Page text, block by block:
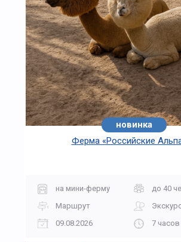
новинка
Ферма «Российские
на мини-ферму
до 40
Маршрут
09.08.2026
7 часов